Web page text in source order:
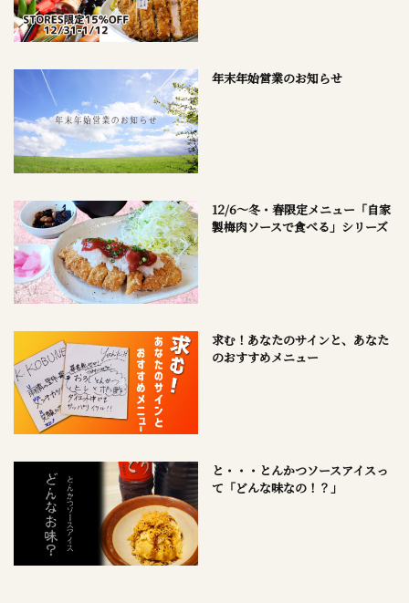
年末年始営業のお知らせ
12/6～冬・春限定メニュー「自家
製梅肉ソースで食べる」シリーズ
求む！あなたのサインと、あなた
のおすすめメニュー
と・・・とんかつソースアイスっ
て「どんな味なの！？」